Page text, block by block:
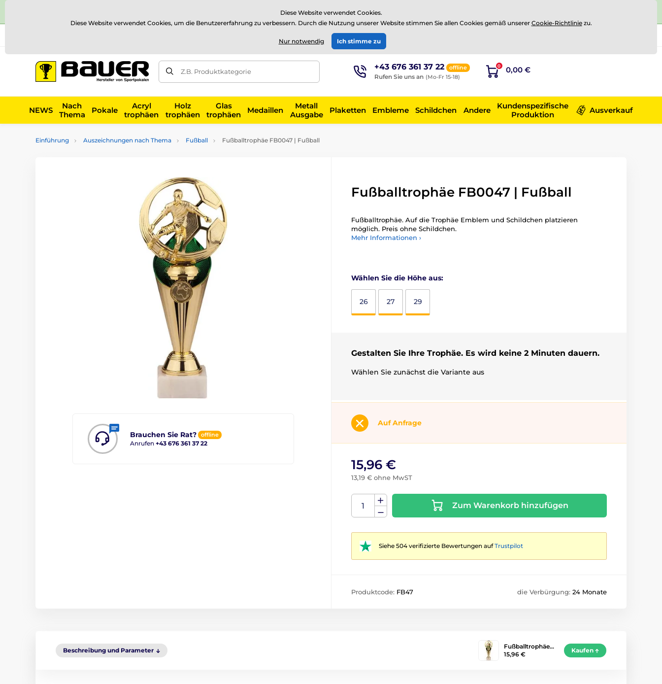
⭐Siehe 504 verifizierte Bewertungen aufTrustpilot
EUR
Z.B. Produktkategorie +43 676 361 37 22 offline
Rufen Sie uns an (Mo-Fr 15-18)
0 0,00 €
NEWS
Nach
Thema
Pokale
Acryl
trophäen
Holz
trophäen
Glas
trophäen
Medaillen
Metall
Ausgabe
Plaketten Embleme Schildchen Andere
Kundenspezifische
Produktion
Ausverkauf
Einführung Auszeichnungen nach Thema Fußball Fußballtrophäe FB0047 | Fußball
Brauchen Sie Rat? offline
Anrufen +43 676 361 37 22
Fußballtrophäe FB0047 | Fußball
Fußballtrophäe. Auf die Trophäe Emblem und Schildchen platzieren
möglich. Preis ohne Schildchen.
Mehr Informationen ›
Wählen Sie die Höhe aus:
26 27 29
Gestalten Sie Ihre Trophäe. Es wird keine 2 Minuten dauern.
Wählen Sie zunächst die Variante aus
Auf Anfrage
15,96 €
13,19 € ohne MwST
Zum Warenkorb hinzufügen
Siehe 504 verifizierte Bewertungen aufTrustpilot
Produktcode: FB47 die Verbürgung: 24 Monate
Beschreibung und Parameter
Fußballtrophäe…
15,96 €
Kaufen
Diese Website verwendet Cookies.
Diese Website verwendet Cookies, um die Benutzererfahrung zu verbessern. Durch die Nutzung unserer Website stimmen Sie allen Cookies gemäß unserer Cookie-Richtliniezu.
Nur notwendig Ich stimme zu